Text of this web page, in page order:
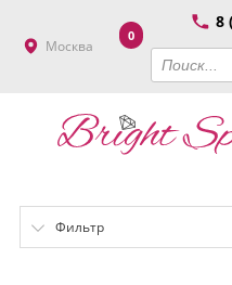
Москва
8
0
Фильтр